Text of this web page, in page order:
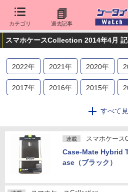
カテゴリ 過去記事
スマホケースCollection 2014年4月
2022年 2021年 2020年
2017年 2016年 2015年
すべて
連載 スマホケース
Case-Mate Hybrid
ase（ブラック）